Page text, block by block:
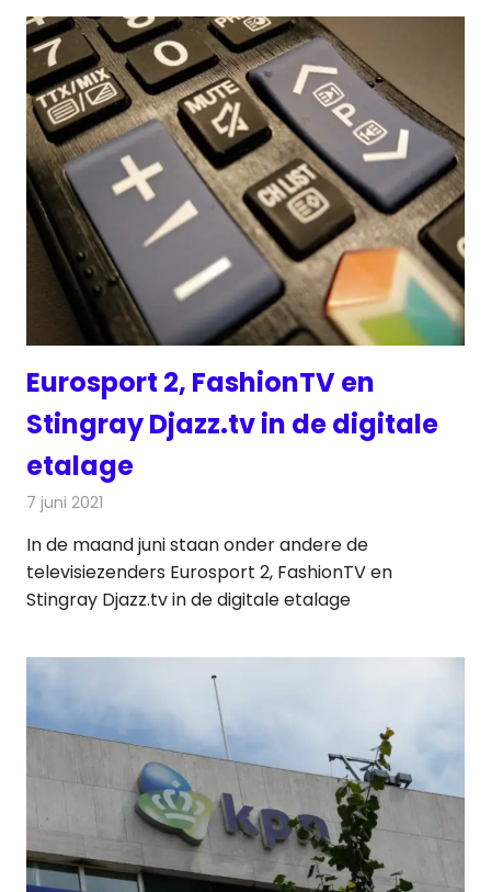
Eurosport 2, FashionTV en
Stingray Djazz.tv in de digitale
etalage
7 juni 2021
In de maand juni staan onder andere de
televisiezenders Eurosport 2, FashionTV en
Stingray Djazz.tv in de digitale etalage